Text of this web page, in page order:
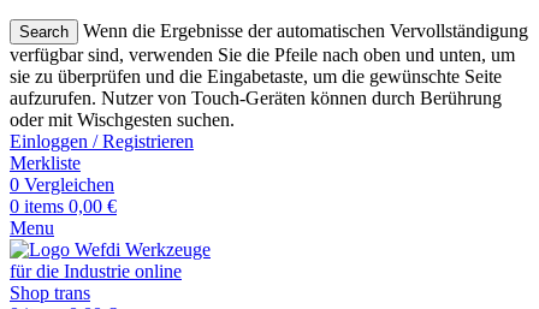
Search
Wenn die Ergebnisse der automatischen Vervollständigung
verfügbar sind, verwenden Sie die Pfeile nach oben und unten, um
sie zu überprüfen und die Eingabetaste, um die gewünschte Seite
aufzurufen. Nutzer von Touch-Geräten können durch Berührung
oder mit Wischgesten suchen.
Einloggen / Registrieren
Merkliste
0 Vergleichen
0 items 0,00 €
Menu